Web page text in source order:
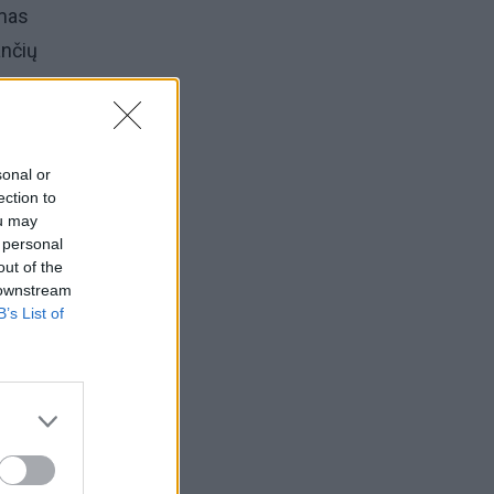
or
to
may
of the
List of